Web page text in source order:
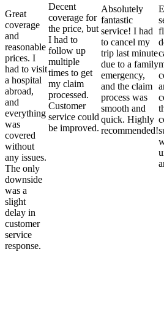
Great
coverage
and
reasonable
prices. I
had to visit
a hospital
abroad,
and
everything
was
covered
without
any issues.
The only
downside
was a
slight
delay in
customer
service
response.
Decent
coverage for
the price, but
I had to
follow up
multiple
times to get
my claim
processed.
Customer
service could
be improved.
Absolutely
fantastic
service! I had
to cancel my
trip last minute
due to a family
emergency,
and the claim
process was
smooth and
quick. Highly
recommended!